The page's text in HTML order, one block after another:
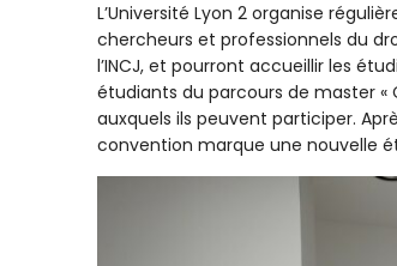
L’Université Lyon 2 organise
chercheurs et professionnels du
l’INCJ, et pourront accueillir les
étudiants du parcours de master «
auxquels ils peuvent participer.
convention marque une nouvelle